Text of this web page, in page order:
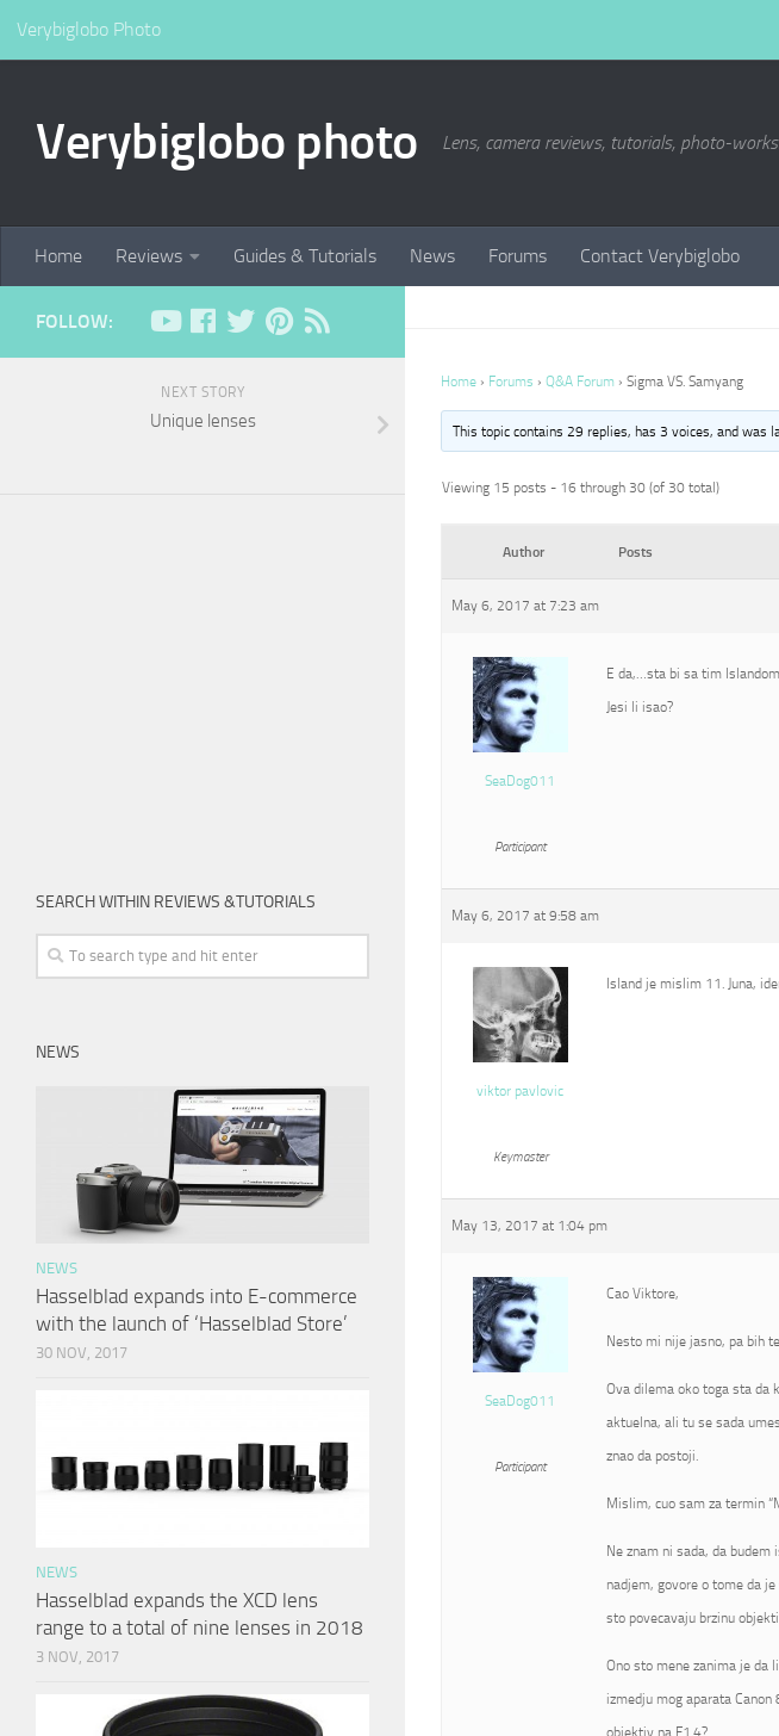
Verybiglobo Photo
Verybiglobo photo Lens, camera reviews, tutorials, photo-
Home Reviews Guides & Tutorials News Forums Contact Verybiglobo
Home › Forums › Q&A Forum › Sigma VS. Samyang
This topic contains 29 replies, has 3 voices, and was
Viewing 15 posts - 16 through 30 (of 30 total)
Author Posts
May 6, 2017 at 7:23 am
SeaDog011
Participant
E da,…sta bi sa tim
Jesi li isao?
May 6, 2017 at 9:58 am
viktor pavlovic
Keymaster
Island je mislim 11. Juna,
May 13, 2017 at 1:04 pm
SeaDog011
Participant
Cao Viktore,
Nesto mi nije jasno, pa bih
Ova dilema oko toga sta da
aktuelna, ali tu se sada
znao da postoji.
Mislim, cuo sam za termin
Ne znam ni sada, da
nadjem, govore o tome da
sto povecavaju brzinu
Ono sto mene zanima je da
izmedju mog aparata
objektiv na F1.4?
FOLLOW:
NEXT STORY
Unique lenses
SEARCH WITHIN REVIEWS &TUTORIALS
NEWS
NEWS
Hasselblad expands into E-commerce
with the launch of ‘Hasselblad Store’
30 NOV, 2017
NEWS
Hasselblad expands the XCD lens
range to a total of nine lenses in 2018
3 NOV, 2017